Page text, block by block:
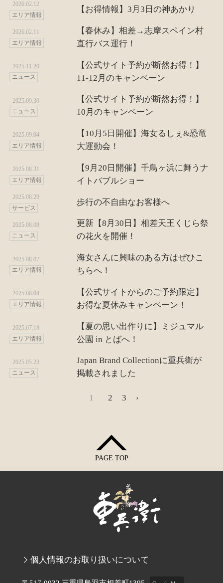
2026.02.12
エリア情報
【お得情報】3月3日の神あかり
2026.02.11
エリア情報
【春休み】相差→志摩スペイン村
直行バス運行！
2025.11.20
ニュース
【公式サイト予約が断然お得！】
11-12月のキャンペーン
2025.09.30
ニュース
【公式サイト予約が断然お得！】
10月のキャンペーン
2025.09.04
エリア情報
【10月5日開催】海女るしぇ&恐竜
大運動会！
2025.08.31
エリア情報
【9月20日開催】千鳥ヶ浜に舞うナ
イトバブルショー
2025.08.29
サービス
歩行の不自由なお客様へ
2025.08.08
ニュース
更新【8月30日】相差天王くじら祭
の花火を開催！
2025.08.07
エリア情報
海女さんに興味のある方はぜひこ
ちらへ！
2025.08.04
エリア情報
【公式サイトからのご予約限定】
お得な夏休みキャンペーン！
2025.07.18
エリア情報
【夏の思い出作りに】ミジュマル
公園 in とばへ！
2025.05.23
ニュース
Japan Brand Collectionに重兵衛が
掲載されました
1 2 3 ›
PAGE TOP
個人情報のお取り扱いについて